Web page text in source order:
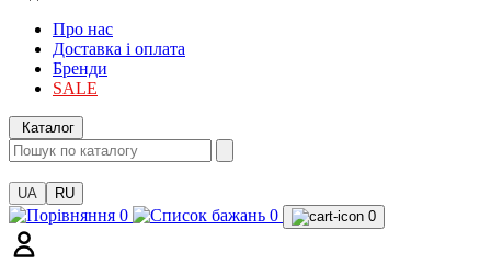
Про нас
Доставка і оплата
Бренди
SALE
Каталог
UA RU
0 0 0